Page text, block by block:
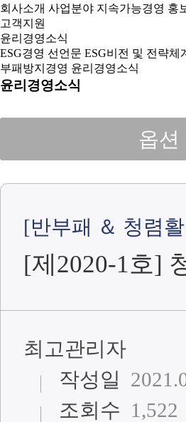
회사소개 사업분야 지속가능경영 홍
고객지원
윤리경영소식
ESG경영 선언문 ESG비전 및 전략체
부패방지경영 윤리경영소식
윤리경영소식
옵션
[반부패 ＆ 청렴
[제2020-1호]
최고관리자
작성일
조회수 1,522